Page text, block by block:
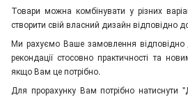
Товари можна комбінувати у різних
створити свій власний дизайн відповідно
Ми рахуємо Ваше замовлення
рекондації стосовно практичності та
якщо Вам це потрібно.
Для прорахунку Вам потрібно натиснути